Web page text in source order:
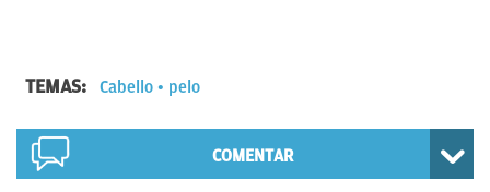
TEMAS: Cabello pelo
COMENTAR